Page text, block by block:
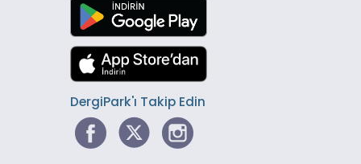
DergiPark'ı Takip Edin